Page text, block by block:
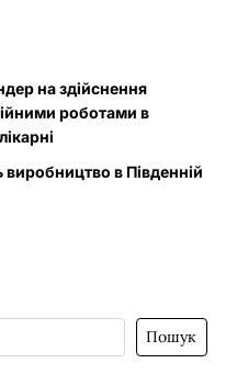
на здійснення
роботами в
в Південній
Пошук